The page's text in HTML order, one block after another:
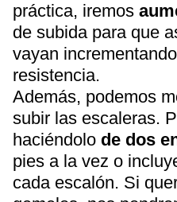
práctica, iremos
de subida para que
vayan
resistencia.
Además, podemos
subir las escaleras.
haciéndolo de dos
pies a la vez o
cada escalón. Si